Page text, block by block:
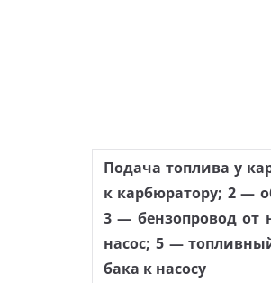
Подача топлива у
к карбюратору; 2 —
3 — бензопровод от
насос; 5 —
бака к насосу